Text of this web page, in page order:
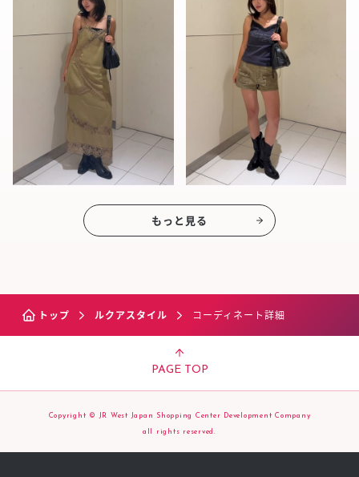
もっと見る
トップ ルクアスタイル コーディネート詳細
PAGE TOP
Copyright © JR West Japan Shopping Center Development Company
all rights reserved.